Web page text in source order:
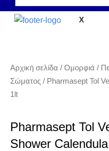
X
Αρχική σελίδα / Ομορφιά /
Σώματος / Pharmasept Tol
1lt
Pharmasept Tol
Shower